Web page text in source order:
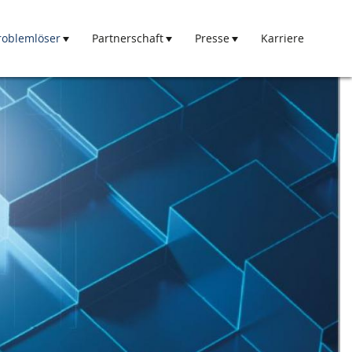
Partnerschaft Presse Karriere